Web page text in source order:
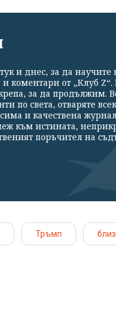
и днес, за да
коментари от „Клуб
за да продължим.
по света, отваряте
и качествена
към истината,
поръчител на
Тръмп